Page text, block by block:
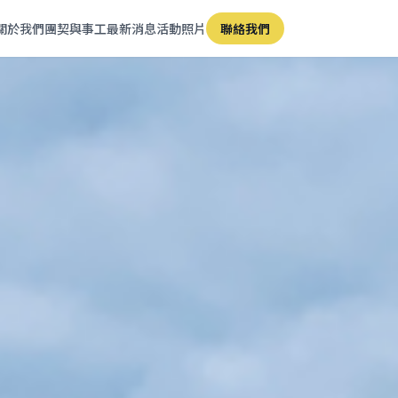
於我們團契與事工最新消息活動照片 聯絡我們